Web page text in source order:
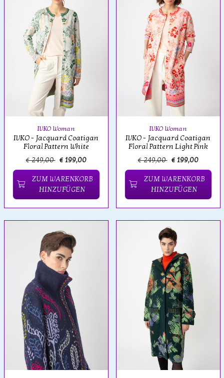
IVKO Woman
IVKO - Jacquard Coatigan
Floral Pattern White
€ 249,00 € 199,00
ZUM WARENKORB
HINZUFÜGEN
IVKO Woman
IVKO - Jacquard Coatigan
Floral Pattern Light Pink
€ 249,00 € 199,00
ZUM WARENKORB
HINZUFÜGEN